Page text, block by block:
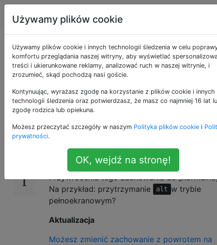
Apple Tagi
Jak zmienić
zachowanie zoom /
„zielony przycisk”
35
Od Yosemite zielony przycisk w lewym
Przytrzymanie
alt
działa jak poprzednio
(Mavericks). Czy jest jakaś możliwość
Przywrócenia tego zachowania do
Na przykład: przytrzymanie
alt w trybie
pełnoekranowym?
Aktualizacja
Możesz zmienić zachowanie z powrotem na
Używamy plików cookie
Używamy plików cookie i innych technologii śledzenia w celu
komfortu przeglądania naszej witryny, aby wyświetlać
treści i ukierunkowane reklamy, analizować ruch w naszej witrynie, i
zrozumieć, skąd pochodzą nasi goście.
Kontynuując, wyrażasz zgodę na korzystanie z plików cookie i innych
technologii śledzenia oraz potwierdzasz, że masz co najmniej 16 lat
zgodę rodzica lub opiekuna.
Możesz przeczytać szczegóły w naszym Polityka plików cookie i
prywatności.
OK, wejdź na stronę!